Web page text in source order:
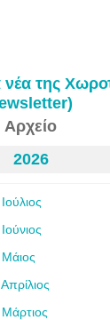
νέα της
Αρχείο
2026
Ιούλιος
Ιούνιος
Μάιος
Απρίλιος
Μάρτιος